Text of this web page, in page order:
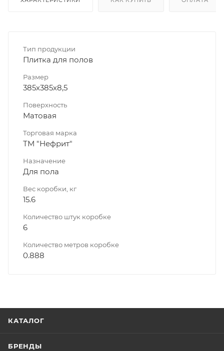
Тип продукции
Плитка для полов
Размер
385х385х8,5
Поверхность
Матовая
Торговая марка
ТМ "Нефрит"
Назначение
Для пола
Вес коробки, кг
15.6
Количество штук коробке
6
Количество метров коробке
0.888
КАТАЛОГ
БРЕНДЫ